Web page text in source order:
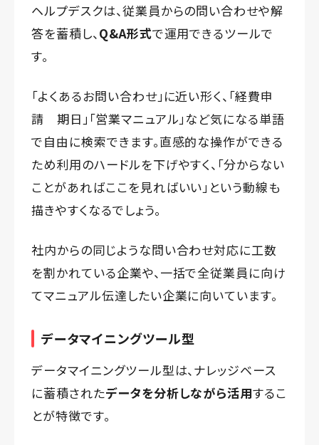
ヘルプデスクは、従業員からの問い合わせや解
答を蓄積し、 Q&A形式で運用できるツールで
す。
「よくあるお問い合わせ」に近い形く、「経費申
請 期日」「営業マニュアル」など気になる単語
で自由に検索できます。直感的な操作ができる
ため利用のハードルを下げやすく、「分からない
ことがあればここを見ればいい」という動線も
描きやすくなるでしょう。
社内からの同じような問い合わせ対応に工数
を割かれている企業や、一括で全従業員に向け
てマニュアル伝達したい企業に向いています。
データマイニングツール型
データマイニングツール型は、ナレッジベース
に蓄積されたデータを分析しながら活用するこ
とが特徴です。